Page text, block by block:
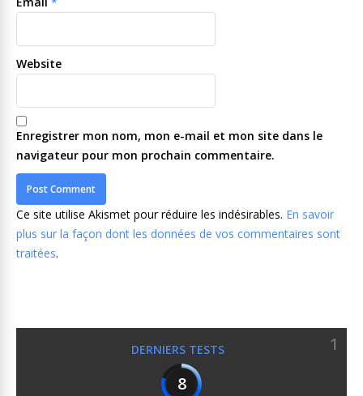
Website
Enregistrer mon nom, mon e-mail et mon site dans le
navigateur pour mon prochain commentaire.
Ce site utilise Akismet pour réduire les indésirables. En savoir
plus sur la façon dont les données de vos commentaires sont
traitées.
DERNIERS TESTS
1
8